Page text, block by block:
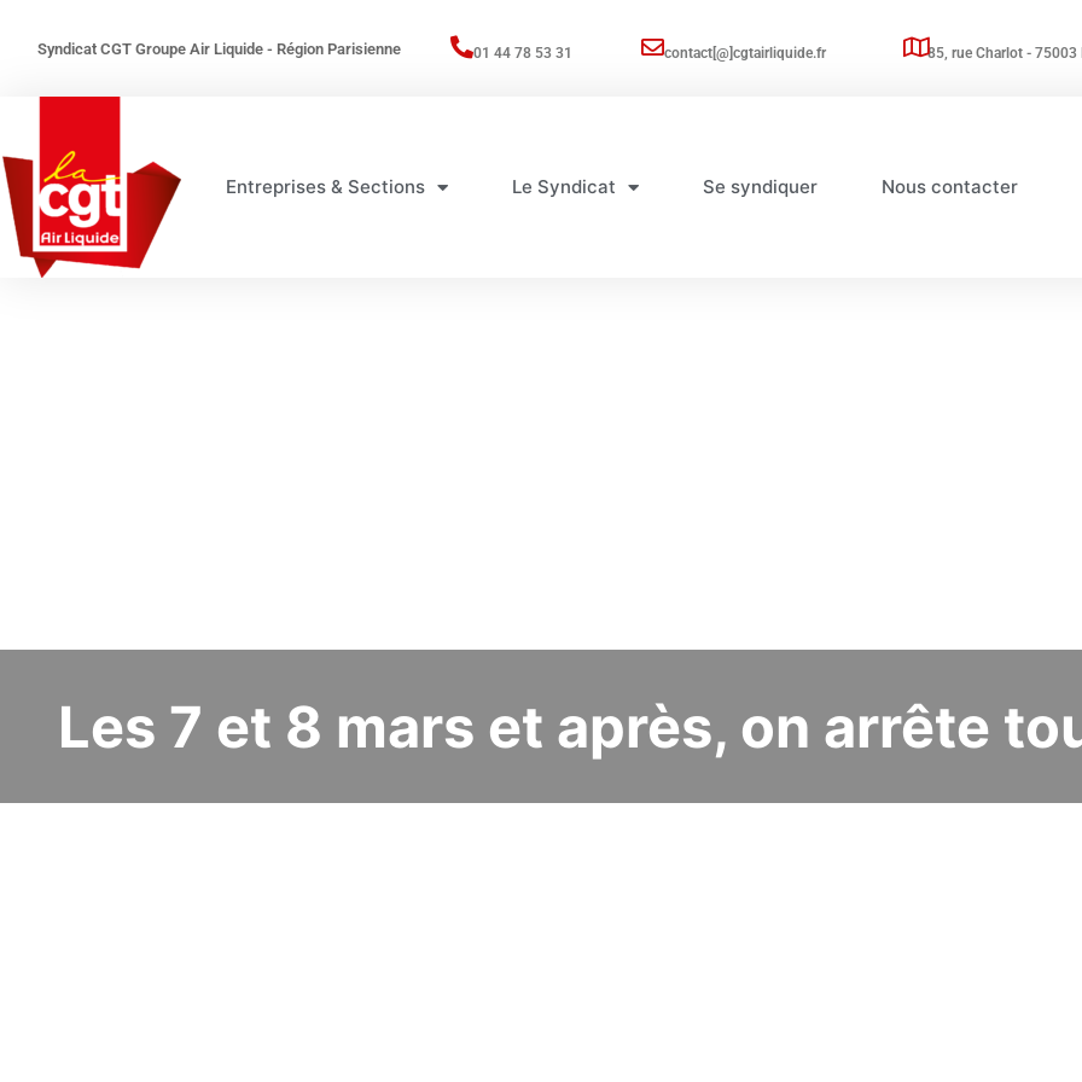
Syndicat CGT Groupe Air Liquide - Région Parisienne 01 44 78 53 31 contact[@]cgtairliquide.fr 85, rue Charlot - 75003
Entreprises & Sections Le Syndicat Se syndiquer Nous contacter
Les 7 et 8 mars et après, on arrête